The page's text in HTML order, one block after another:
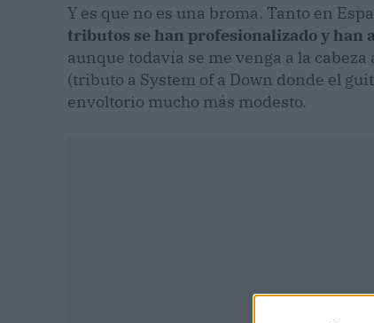
Y es que no es una broma. Tanto en
tributos se han profesionalizado y han
aunque todavía se me venga a la
(tributo a System of a Down donde el
envoltorio mucho más modesto.